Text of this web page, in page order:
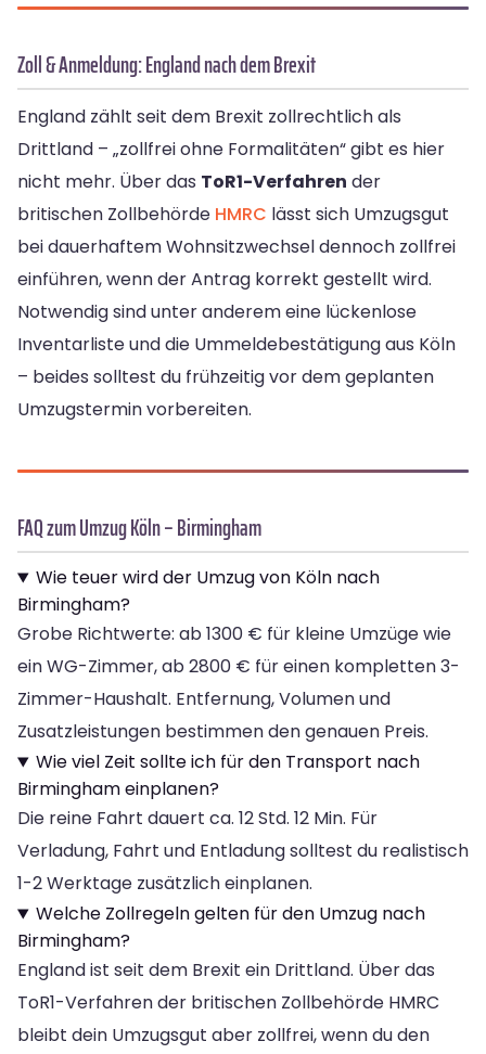
Zoll & Anmeldung: England nach dem Brexit
England zählt seit dem Brexit zollrechtlich als
Drittland – „zollfrei ohne Formalitäten“ gibt es hier
nicht mehr. Über das ToR1-Verfahren der
britischen Zollbehörde HMRC lässt sich Umzugsgut
bei dauerhaftem Wohnsitzwechsel dennoch zollfrei
einführen, wenn der Antrag korrekt gestellt wird.
Notwendig sind unter anderem eine lückenlose
Inventarliste und die Ummeldebestätigung aus Köln
– beides solltest du frühzeitig vor dem geplanten
Umzugstermin vorbereiten.
FAQ zum Umzug Köln – Birmingham
Wie teuer wird der Umzug von Köln nach
Birmingham?
Grobe Richtwerte: ab 1300 € für kleine Umzüge wie
ein WG-Zimmer, ab 2800 € für einen kompletten 3-
Zimmer-Haushalt. Entfernung, Volumen und
Zusatzleistungen bestimmen den genauen Preis.
Wie viel Zeit sollte ich für den Transport nach
Birmingham einplanen?
Die reine Fahrt dauert ca. 12 Std. 12 Min. Für
Verladung, Fahrt und Entladung solltest du realistisch
1-2 Werktage zusätzlich einplanen.
Welche Zollregeln gelten für den Umzug nach
Birmingham?
England ist seit dem Brexit ein Drittland. Über das
ToR1-Verfahren der britischen Zollbehörde HMRC
bleibt dein Umzugsgut aber zollfrei, wenn du den